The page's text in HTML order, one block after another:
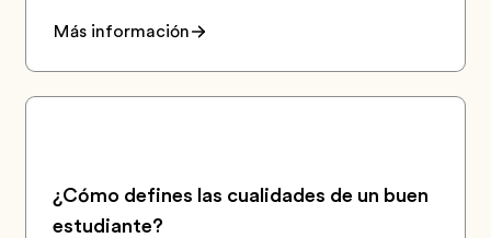
Más información
¿Cómo defines las cualidades de un buen
estudiante?